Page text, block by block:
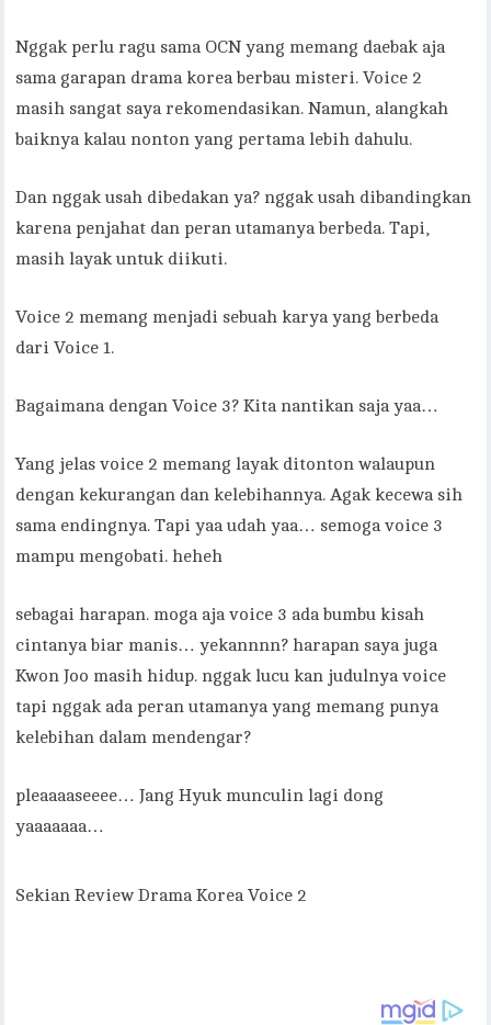
Nggak perlu ragu sama OCN yang memang daebak aja
sama garapan drama korea berbau misteri. Voice 2
masih sangat saya rekomendasikan. Namun, alangkah
baiknya kalau nonton yang pertama lebih dahulu.
Dan nggak usah dibedakan ya? nggak usah dibandingkan
karena penjahat dan peran utamanya berbeda. Tapi,
masih layak untuk diikuti.
Voice 2 memang menjadi sebuah karya yang berbeda
dari Voice 1.
Bagaimana dengan Voice 3? Kita nantikan saja yaa…
Yang jelas voice 2 memang layak ditonton walaupun
dengan kekurangan dan kelebihannya. Agak kecewa sih
sama endingnya. Tapi yaa udah yaa… semoga voice 3
mampu mengobati. heheh
sebagai harapan. moga aja voice 3 ada bumbu kisah
cintanya biar manis… yekannnn? harapan saya juga
Kwon Joo masih hidup. nggak lucu kan judulnya voice
tapi nggak ada peran utamanya yang memang punya
kelebihan dalam mendengar?
pleaaaaseeee… Jang Hyuk munculin lagi dong
yaaaaaaa…
Sekian Review Drama Korea Voice 2